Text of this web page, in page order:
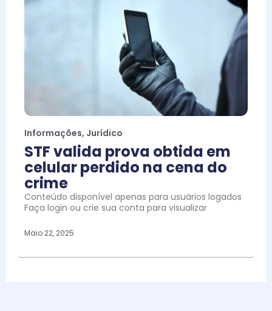
Informações, Jurídico
STF valida prova obtida em
celular perdido na cena do
crime
Conteúdo disponível apenas para usuários logados
Faça login ou crie sua conta para visualizar
Maio 22, 2025